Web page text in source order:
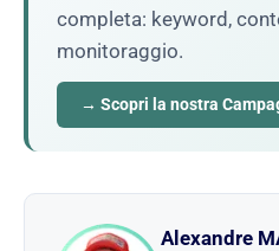
completa: keyword,
monitoraggio.
→ Scopri la nostra
Alexandre